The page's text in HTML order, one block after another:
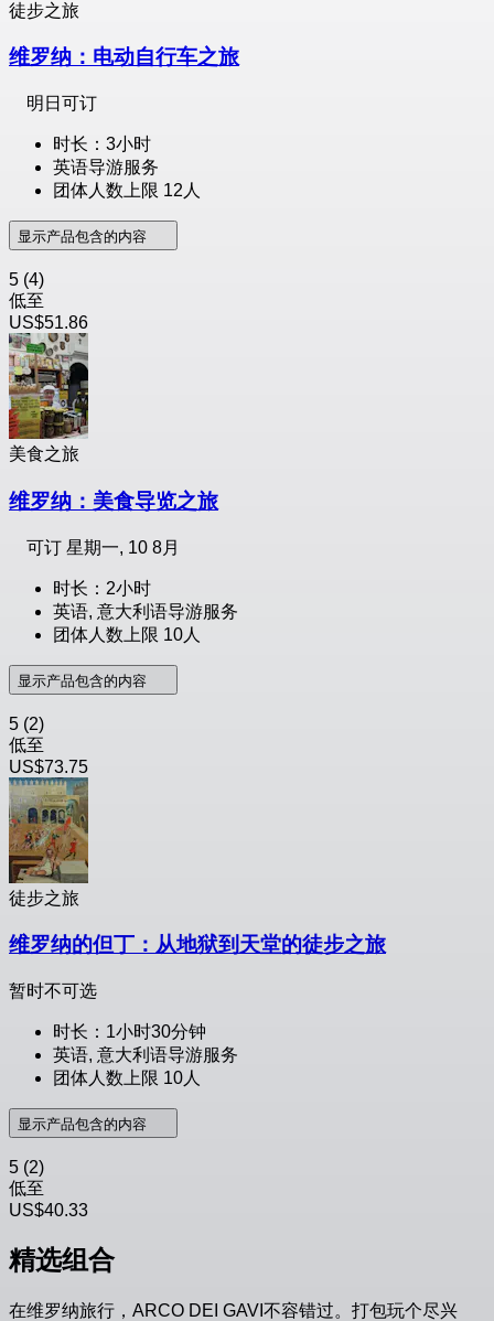
徒步之旅
维罗纳：电动自行车之旅
明日可订
时长：3小时
英语导游服务
团体人数上限 12人
显示产品包含的内容
5 (4)
低至
US$51.86
美食之旅
维罗纳：美食导览之旅
可订 星期一, 10 8月
时长：2小时
英语, 意大利语导游服务
团体人数上限 10人
显示产品包含的内容
5 (2)
低至
US$73.75
徒步之旅
维罗纳的但丁：从地狱到天堂的徒步之旅
暂时不可选
时长：1小时30分钟
英语, 意大利语导游服务
团体人数上限 10人
显示产品包含的内容
5 (2)
低至
US$40.33
精选组合
在维罗纳旅行，ARCO DEI GAVI不容错过。打包玩个尽兴